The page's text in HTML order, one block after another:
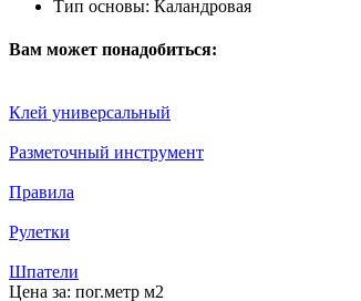
Тип основы: Каландровая
Вам может понадобиться:
Клей универсальный
Разметочный инструмент
Правила
Рулетки
Шпатели
Цена за: пог.метр м2